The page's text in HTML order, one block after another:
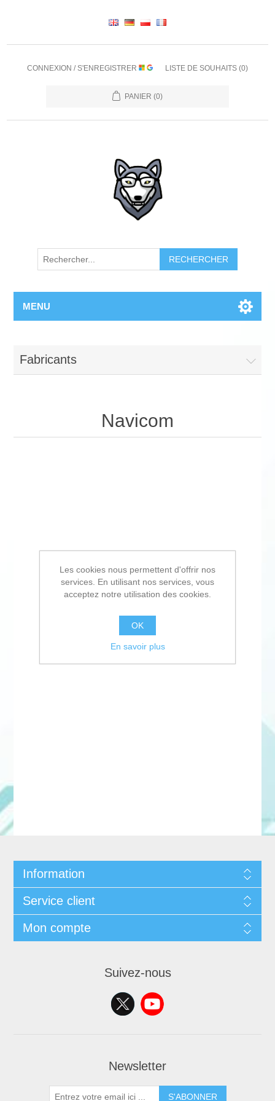
CONNEXION / S'ENREGISTRER LISTE DE SOUHAITS (0)
PANIER (0)
RECHERCHER
MENU
Fabricants
Navicom
Information
Service client
Mon compte
Suivez-nous
Newsletter
S'ABONNER
Les cookies nous permettent d'offrir nos
services. En utilisant nos services, vous
acceptez notre utilisation des cookies.
OK
En savoir plus